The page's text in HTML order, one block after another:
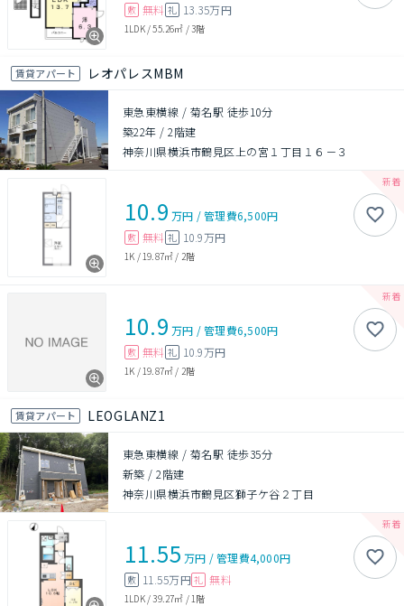
敷 無料 礼 13.35万円
1LDK/55.26㎡ /3階
賃貸アパート レオパレスMBM
東急東横線 / 菊名駅 徒歩10分
築22年 /2階建
神奈川県横浜市鶴見区上の宮１丁目１６－３
10.9 万円 /管理費6,500円
敷 無料 礼 10.9万円
1K / 19.87㎡ / 2階
10.9 万円 /管理費6,500円
敷 無料 礼 10.9万円
1K / 19.87㎡ / 2階
賃貸アパート LEOGLANZ1
東急東横線 / 菊名駅 徒歩35分
新築 /2階建
神奈川県横浜市鶴見区獅子ケ谷２丁目
11.55 万円 /管理費4,000円
敷 11.55万円 礼 無料
1LDK/39.27㎡ / 1階